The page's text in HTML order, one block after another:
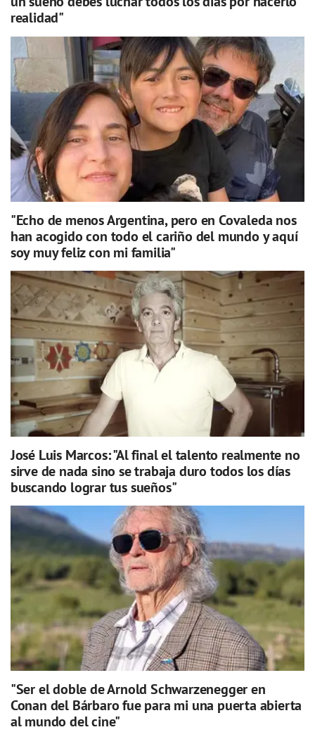
realidad"
"Echo de menos Argentina, pero en Covaleda nos
han acogido con todo el cariño del mundo y aquí
soy muy feliz con mi familia"
José Luis Marcos: "Al final el talento realmente no
sirve de nada sino se trabaja duro todos los días
buscando lograr tus sueños"
"Ser el doble de Arnold Schwarzenegger en
Conan del Bárbaro fue para mi una puerta abierta
al mundo del cine"